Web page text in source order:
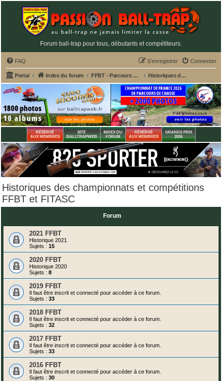
Forum ball-trap pour tous, débutants et compétiteurs.
FAQ Connexion
S’enregistrer
Portal Index du forum FFBT - Parcours chasse, Compak, English Sporting, FU, DTL, Hélices, Sanglier courant Historiques des championnats et compétitions FFBT et FITASC
RÉSERVÉ
AUX MEMBRES
SITE
BALLTRAPWEB
INDEX DU
FORUM
RÉSERVÉ
AUX MEMBRES
GRANDS PRIX
2026
Historiques des championnats et compétitions
FFBT et FITASC
Forum
2021 FFBT
Historique 2021
Sujets : 15
2020 FFBT
Historique 2020
Sujets : 8
2019 FFBT
Il faut être inscrit et connecté pour accéder à ce forum.
Sujets : 33
2018 FFBT
Il faut être inscrit et connecté pour accéder à ce forum.
Sujets : 32
2017 FFBT
Il faut être inscrit et connecté pour accéder à ce forum.
Sujets : 33
2016 FFBT
Il faut être inscrit et connecté pour accéder à ce forum.
Sujets : 30